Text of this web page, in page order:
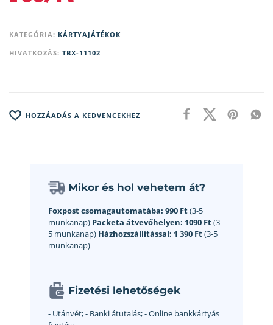
KATEGÓRIA: KÁRTYAJÁTÉKOK
HIVATKOZÁS: TBX-11102
HOZZÁADÁS A KEDVENCEKHEZ
Mikor és hol vehetem át?
Foxpost csomagautomatába: 990 Ft(3-5
munkanap) Packeta átvevőhelyen: 1090 Ft(3-
5 munkanap) Házhozszállítással: 1 390 Ft(3-5
munkanap)
Fizetési lehetőségek
- Utánvét;- Banki átutalás;- Online bankkártyás